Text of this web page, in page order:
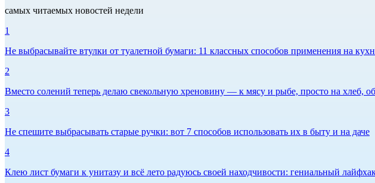
самых читаемых новостей недели
1
Не выбрасывайте втулки от туалетной бумаги: 11 классных способов применения на
2
Вместо солений теперь делаю свекольную хреновину — к мясу и рыбе, просто на хлеб,
3
Не спешите выбрасывать старые ручки: вот 7 способов использовать их в быту и на даче
4
Клею лист бумаги к унитазу и всё лето радуюсь своей находчивости: гениальный лайфхак